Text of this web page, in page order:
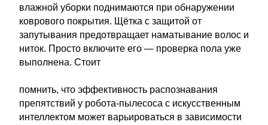
влажной уборки поднимаются при обнаружении
коврового покрытия. Щётка с защитой от
запутывания предотвращает наматывание волос и
ниток. Просто включите его — проверка пола уже
выполнена. Стоит
помнить, что эффективность распознавания
препятствий у робота-пылесоса с искусственным
интеллектом может варьироваться в зависимости